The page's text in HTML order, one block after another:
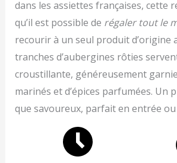
dans les assiettes françaises, cette
qu’il est possible de régaler tout le
recourir à un seul produit d’origine
tranches d’aubergines rôties
croustillante, généreusement
marinés et d’épices parfumées. Un
que savoureux, parfait en entrée